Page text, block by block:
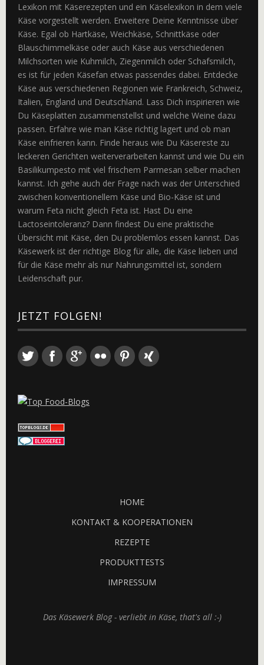
Lexikon mit Käserezepten und ein Käselexikon in dem viele
Käse vorgestellt werden. Erweitere Deine Kenntnisse über
Käse. Egal ob Hartkäse, Weichkäse, Schnittkäse oder
Blauschimmelkäse oder auch Käse aus verschiedenen
Milchsorten wie Kuhmilch, Ziegenmilch oder Schafsmilch,
es ist für jeden Käsefan etwas passendes dabei. Entdecke
Käse aus verschiedenen Regionen wie Frankreich, Schweiz,
Italien, England und Deutschland. Lass Dich inspirieren wie
Du Käseplatten zusammenstellst und welche Weine dazu
passen. Erfahre wie man Käse richtig lagert und ob man
Käse einfrieren kann. Finde heraus wie Du Käsereste zu
leckeren Gerichten weiterverarbeiten kannst und wie Du ein
Basilikumpesto mit viel frischem Parmesan selber machen
kannst. Ich gehe auch der Frage nach was der Unterschied
zwischen konventionellem Käse und Bio-Käse ist und
warum Feta nicht gleich Feta ist. Hast Du eine
Lactoseintoleranz? Dann findest Du eine praktische
Übersicht mit Käse, den Du problemlos essen kannst. Das
Käsewerk ist der richtige Blog für alle, die Käse lieben und
für die Käse mehr als nur Nahrungsmittel ist, sondern
Leidenschaft pur.
JETZT FOLGEN!
Twitter FacebookGoogle+Flickr Pinterest
HOME
KONTAKT & KOOPERATIONEN
REZEPTE
PRODUKTTESTS
IMPRESSUM
Das Käsewerk Blog - verliebt in Käse, that's all :-)